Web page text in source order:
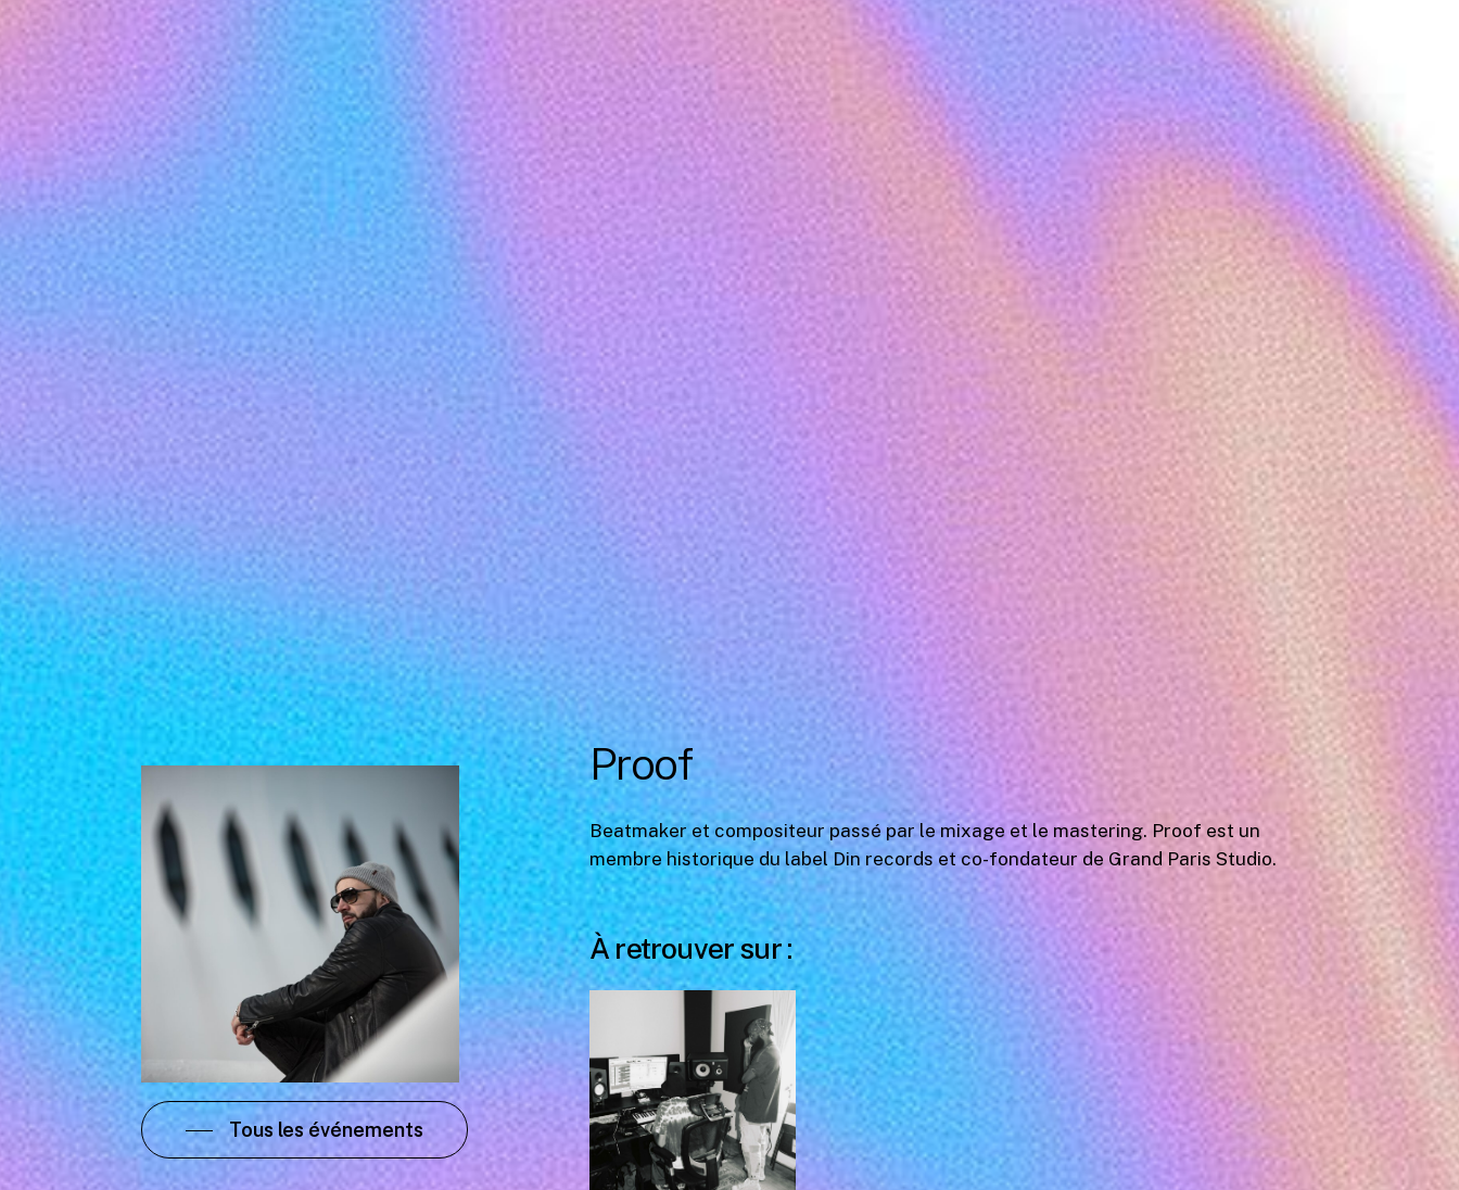
Tous les événements
Proof
Beatmaker et compositeur passé par le mixage et le mastering. Proof est un
membre historique du label Din records et co-fondateur de Grand Paris Studio.
À retrouver sur :